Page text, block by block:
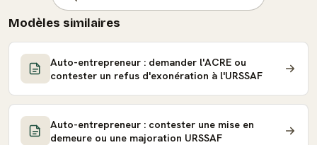
Modèles similaires
Auto-entrepreneur : demander l'ACRE ou
contester un refus d'exonération à l'URSSAF
Auto-entrepreneur : contester une mise en
demeure ou une majoration URSSAF